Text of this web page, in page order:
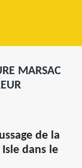
MARSAC
de la
dans le